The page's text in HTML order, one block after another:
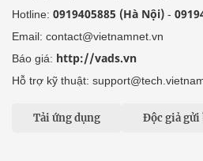
Hotline: 0919405885 (Hà Nội) -
Email: contact@vietnamnet.vn
Báo giá: http://vads.vn
Hỗ trợ kỹ thuật:
Tải ứng dụng Độc giả gửi